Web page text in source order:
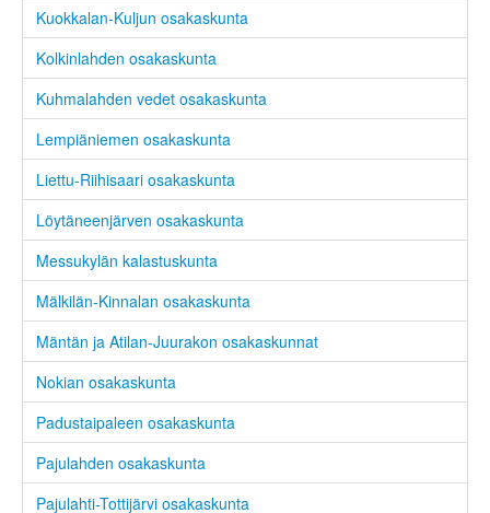
Kuokkalan-Kuljun osakaskunta
Kolkinlahden osakaskunta
Kuhmalahden vedet osakaskunta
Lempiäniemen osakaskunta
Liettu-Riihisaari osakaskunta
Löytäneenjärven osakaskunta
Messukylän kalastuskunta
Mälkilän-Kinnalan osakaskunta
Mäntän ja Atilan-Juurakon osakaskunnat
Nokian osakaskunta
Padustaipaleen osakaskunta
Pajulahden osakaskunta
Pajulahti-Tottijärvi osakaskunta